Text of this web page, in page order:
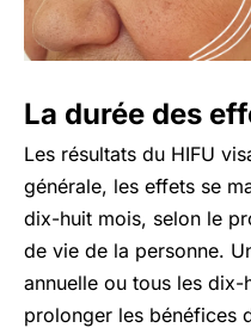
La durée des
Les résultats du HIFU
générale, les effets se
dix-huit mois, selon le
de vie de la personne.
annuelle ou tous les
prolonger les bénéfices